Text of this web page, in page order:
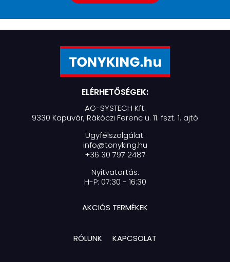
ELÉRHETŐSÉGEK:
AG-SYSTECH Kft.
9330 Kapuvár, Rákóczi Ferenc u. 11. fszt. 1. ajtó
Ügyfélszolgálat:
info@tonyking.hu
+36 30 797 2487
Nyitvatartás:
H-P: 07:30 - 16:30
AKCIÓS TERMÉKEK
RÓLUNK KAPCSOLAT